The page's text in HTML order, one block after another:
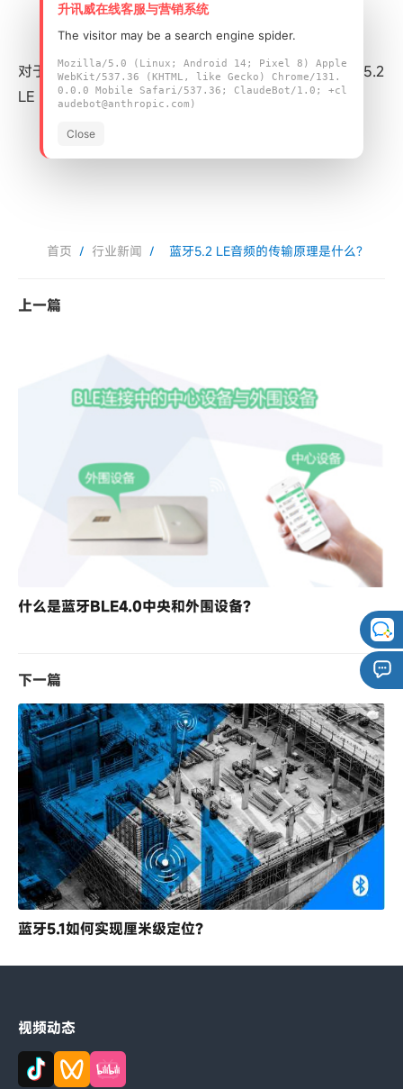
对于LE连接模式和非连接模式的应用场景，Bluetooth 5.2
LE AUDIO协议指定了两组数据流传输框架模型。
首页 / 行业新闻 / 蓝牙5.2 LE音频的传输原理是什么?
上一篇
什么是蓝牙BLE4.0中央和外围设备?
下一篇
蓝牙5.1如何实现厘米级定位?
视频动态
升讯威在线客服与营销系统
The visitor may be a search engine spider.
Mozilla/5.0 (Linux; Android 14; Pixel 8) Apple
WebKit/537.36 (KHTML, like Gecko) Chrome/131.
0.0.0 Mobile Safari/537.36; ClaudeBot/1.0; +cl
audebot@anthropic.com)
Close